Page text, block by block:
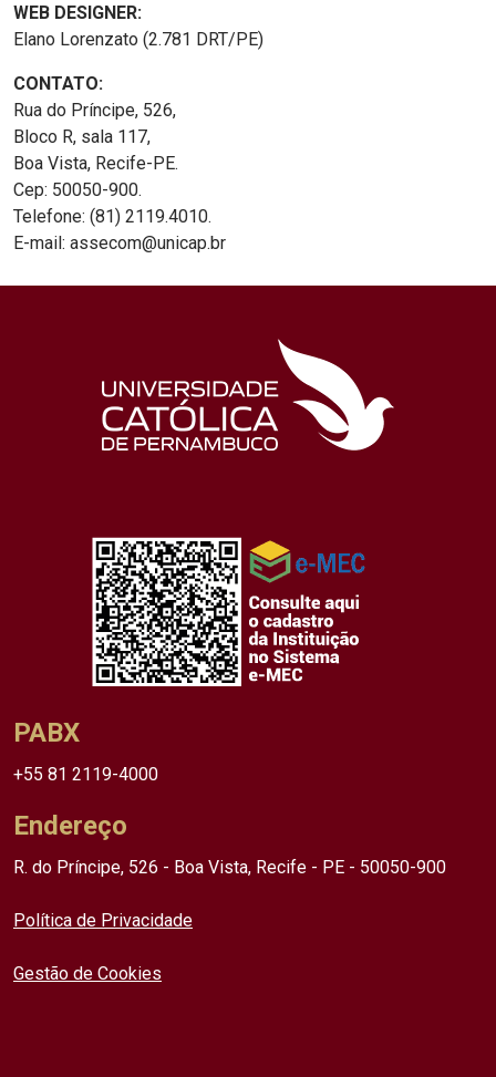
WEB DESIGNER:
Elano Lorenzato (2.781 DRT/PE)
CONTATO:
Rua do Príncipe, 526,
Bloco R, sala 117,
Boa Vista, Recife-PE.
Cep: 50050-900.
Telefone: (81) 2119.4010.
E-mail: assecom@unicap.br
PABX
+55 81 2119-4000
Endereço
R. do Príncipe, 526 - Boa Vista, Recife - PE - 50050-900
Política de Privacidade
Gestão de Cookies